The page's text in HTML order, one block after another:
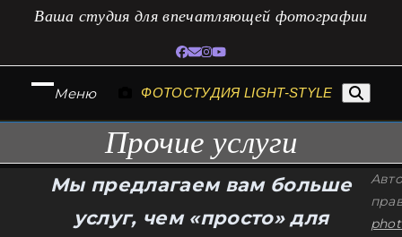
Перейти
содержимому
Ваша студия для впечатляющей фотографии
Facebook
Электронная
почта
Instagram
YouTube
ФОТОСТУДИЯ LIGHT-STYLE
Меню
мобильное
меню
мобильное
меню
Прочие услуги
Мы предлагаем вам больше
услуг, чем «просто» для